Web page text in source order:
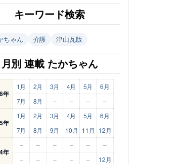
キーワード検索
ちゃん 介護 津山瓦版
月別 連載 たかちゃん
年
1月 2月 3月 4月 5月
6月
7月
8月 – – – –
年
1月 2月 3月 4月 5月
6月
7月
8月 9月 10月 11月 12月
年
– – – – –
–
–
– – – – 12月